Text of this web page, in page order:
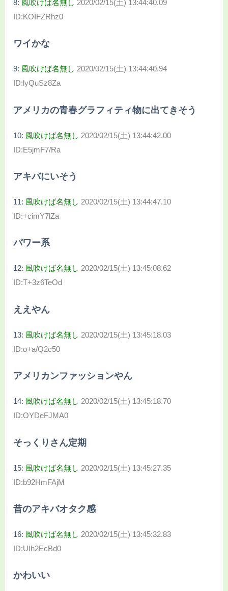
8: 風吹けば名無し 2020/02/15(土) 13:44:40.09
ID:KOIFZRhz0
ワイかな
9: 風吹けば名無し 2020/02/15(土) 13:44:40.94
ID:lyQuSz8Za
アメリカの青春グラフィティ物に出てきそう
10: 風吹けば名無し 2020/02/15(土) 13:44:42.00
ID:E5jmF7/Ra
アキバにいそう
11: 風吹けば名無し 2020/02/15(土) 13:44:47.10
ID:+cimY7lZa
パワー系
12: 風吹けば名無し 2020/02/15(土) 13:45:08.62
ID:T+3z6TeOd
ええやん
13: 風吹けば名無し 2020/02/15(土) 13:45:18.03
ID:o+a/Q2c50
アメリカンファッションやん
14: 風吹けば名無し 2020/02/15(土) 13:45:18.70
ID:OYDeFJMA0
そっくりさん定期
15: 風吹けば名無し 2020/02/15(土) 13:45:27.35
ID:b92HmFAjM
昔のアキバオタク感
16: 風吹けば名無し 2020/02/15(土) 13:45:32.83
ID:UIh2EcBd0
かわいい